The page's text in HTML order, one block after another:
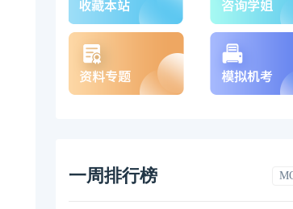
一周排行榜